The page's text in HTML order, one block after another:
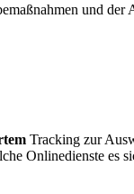
und der
Tracking zur
Onlinedienste es